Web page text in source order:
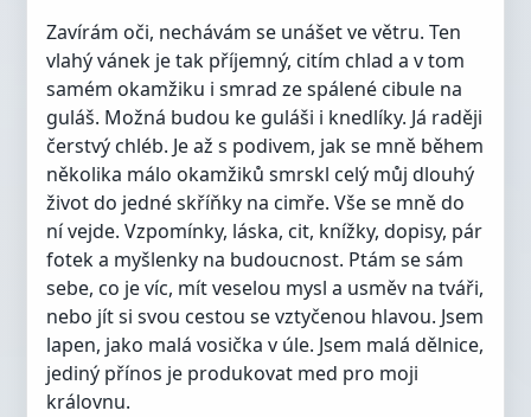
Zavírám oči, nechávám se unášet ve větru. Ten
vlahý vánek je tak příjemný, citím chlad a v tom
samém okamžiku i smrad ze spálené cibule na
guláš. Možná budou ke guláši i knedlíky. Já raději
čerstvý chléb. Je až s podivem, jak se mně během
několika málo okamžiků smrskl celý můj dlouhý
život do jedné skříňky na cimře. Vše se mně do
ní vejde. Vzpomínky, láska, cit, knížky, dopisy, pár
fotek a myšlenky na budoucnost. Ptám se sám
sebe, co je víc, mít veselou mysl a usměv na tváři,
nebo jít si svou cestou se vztyčenou hlavou. Jsem
lapen, jako malá vosička v úle. Jsem malá dělnice,
jediný přínos je produkovat med pro moji
královnu.